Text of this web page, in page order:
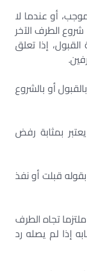
أو عندما لا
الطرف الآخر
إذا تعلق
أو بالشروع
بمثابة رفض
قبلت أو نفذ
تجاه الطرف
إذا لم يصله رد